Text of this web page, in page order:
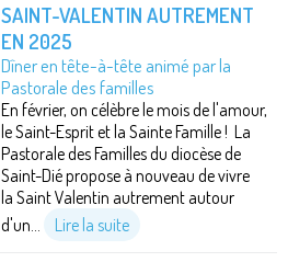
SAINT-VALENTIN AUTREMENT
EN 2025
Dîner en tête-à-tête animé par la
Pastorale des familles
En février, on célèbre le mois de l'amour,
le Saint-Esprit et la Sainte Famille ! La
Pastorale des Familles du diocèse de
Saint-Dié propose à nouveau de vivre
la Saint Valentin autrement autour
d'un...
Lire la suite